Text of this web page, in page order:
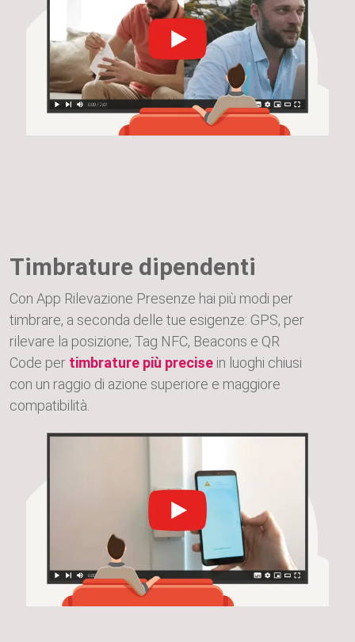
Timbrature dipendenti
Con App Rilevazione Presenze hai più modi per
timbrare, a seconda delle tue esigenze: GPS, per
rilevare la posizione; Tag NFC, Beacons e QR
Code per timbrature più precise in luoghi chiusi
con un raggio di azione superiore e maggiore
compatibilità.